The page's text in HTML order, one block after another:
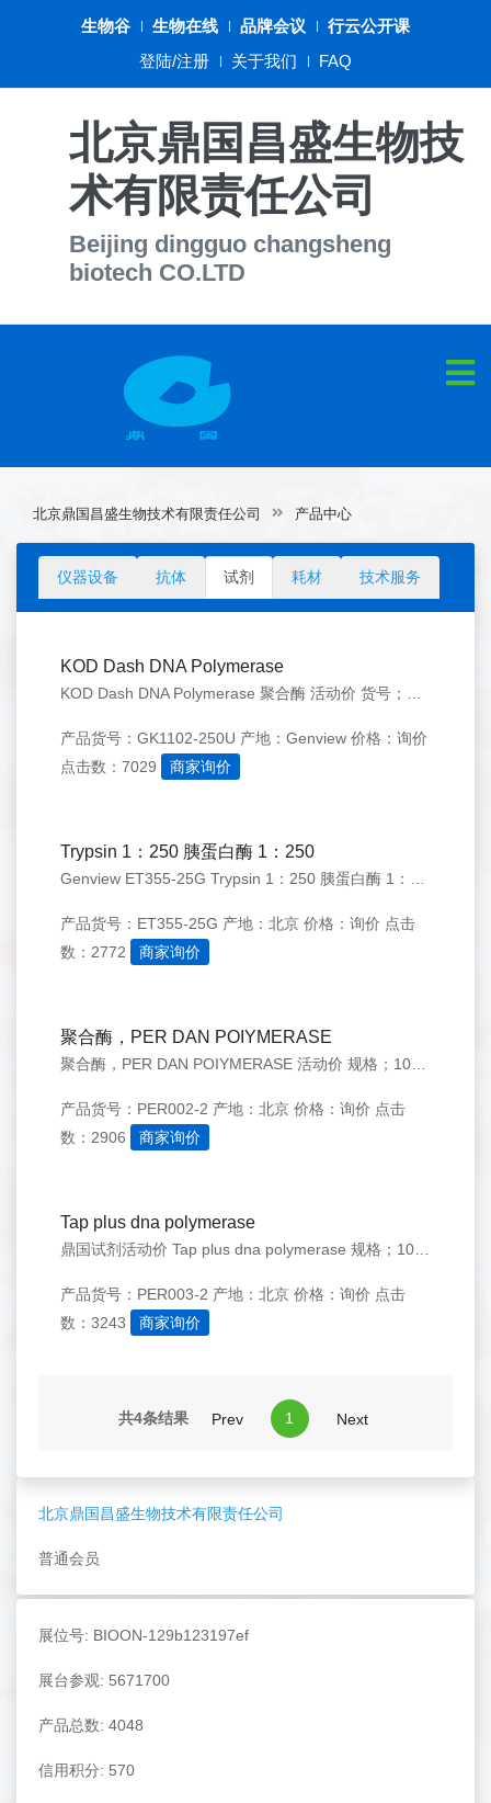
生物谷 生物在线 品牌会议
行云公开课
登陆/注册
关于我们 FAQ
北京鼎国昌盛生物技
术有限责任公司
Beijing dingguo changsheng
biotech CO.LTD
北京鼎国昌盛生物技术有限责任公司
普通会员
展位号: BIOON-129b123197ef
展台参观: 5671700
产品总数: 4048
信用积分: 570
北京鼎国昌盛生物技术有限责任公司 产品中心
仪器设备 抗体 试剂 耗材 技术服务
KOD Dash DNA Polymerase
产品货号：GK1102-250U 产地：Genview 价格：询价
点击数：7029
商家询价
Trypsin 1：250 胰蛋白酶 1：250
产品货号：ET355-25G 产地：北京 价格：询价 点击
数：2772
商家询价
聚合酶，PER DAN POIYMERASE
产品货号：PER002-2 产地：北京 价格：询价 点击
数：2906
商家询价
Tap plus dna polymerase
产品货号：PER003-2 产地：北京 价格：询价 点击
数：3243
商家询价
共4条结果 Prev 1 Next